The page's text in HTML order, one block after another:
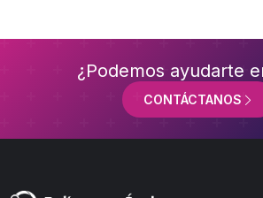
¿Podemos ayudarte
CONTÁCTANOS